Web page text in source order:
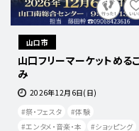
山口市
山口フリーマーケットめるこ
み
2026年12月6日(日)
祭・フェスタ
体験
エンタメ・音楽・本
ショッピング